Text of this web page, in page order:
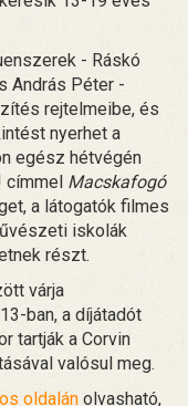
- Ráskó
András Péter -
rejtelmeibe, és
nyerhet a
egész hétvégén
címmel Macskafogó
a látogatók filmes
iskolák
részt.
várja
ban, a díjátadót
tartják a Corvin
valósul meg.
oldalán olvasható,